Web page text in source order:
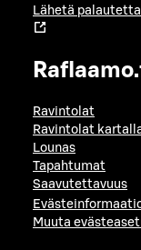
Lähetä
Ravintolat
Ravintolat
Lounas
Tapahtumat
Saavutettavuus
Muuta